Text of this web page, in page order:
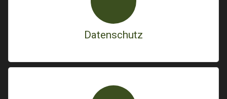
Datenschutz